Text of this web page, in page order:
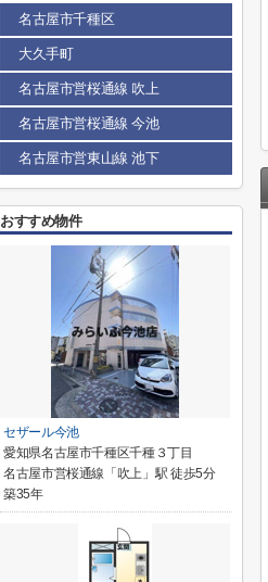
名古屋市千種区
大久手町
名古屋市営桜通線 吹上
名古屋市営桜通線 今池
名古屋市営東山線 池下
おすすめ物件
セザール今池
愛知県名古屋市千種区千種３丁目
名古屋市営桜通線「吹上」駅 徒歩5分
築35年